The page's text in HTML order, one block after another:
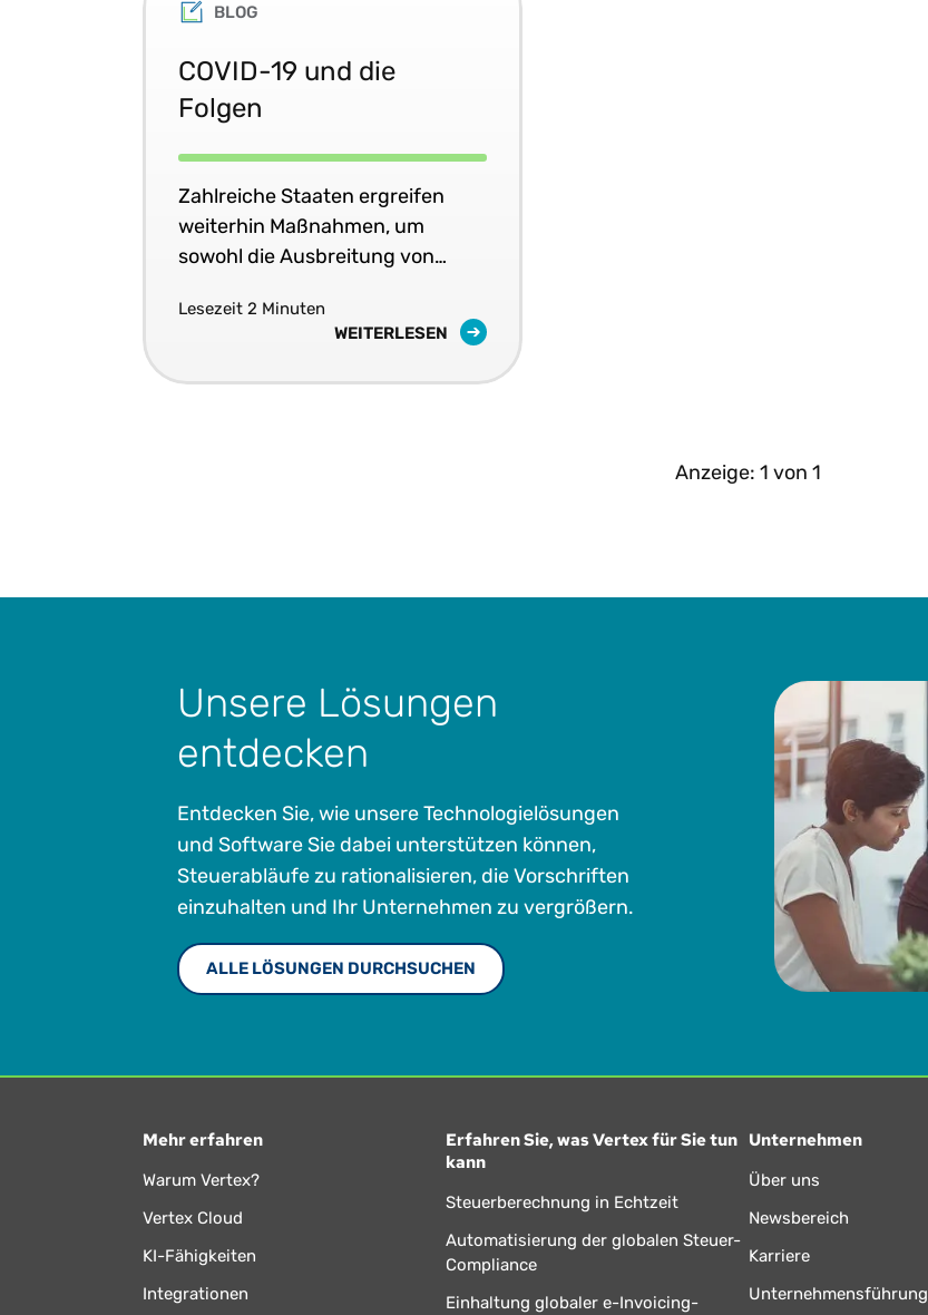
BLOG
COVID-19 und die
Folgen
Zahlreiche Staaten ergreifen
weiterhin Maßnahmen, um
sowohl die Ausbreitung von
wirtschaftlichen Folgen der
Pandemie einzudämmen.
Lesezeit 2 Minuten
WEITERLESEN
Anzeige:1 von1
Unsere Lösungen
entdecken
Entdecken Sie, wie unsere Technologielösungen
und Software Sie dabei unterstützen können,
Steuerabläufe zu rationalisieren, die Vorschriften
einzuhalten und Ihr Unternehmen zu vergrößern.
ALLE LÖSUNGEN DURCHSUCHEN
Mehr erfahren
Warum Vertex?
Vertex Cloud
KI-Fähigkeiten
Integrationen
Erfahren Sie, was Vertex für Sie tun
kann
Steuerberechnung in Echtzeit
Automatisierung der globalen Steuer-
Compliance
Einhaltung globaler e-Invoicing-
Unternehmen
Über uns
Newsbereich
Karriere
Unternehmensführung